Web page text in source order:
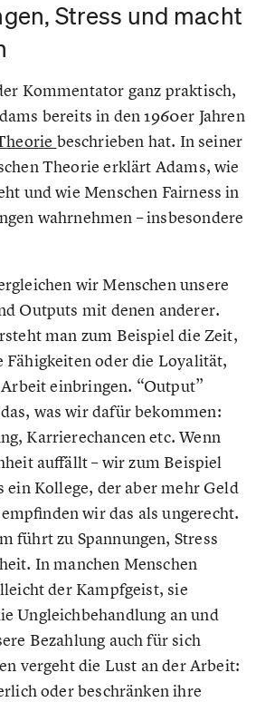
Stress und macht
Kommentator ganz praktisch,
bereits in den 1960er Jahren
beschrieben hat. In seiner
Theorie erklärt Adams, wie
und wie Menschen Fairness in
wahrnehmen – insbesondere
wir Menschen unsere
Outputs mit denen anderer.
man zum Beispiel die Zeit,
Fähigkeiten oder die Loyalität,
einbringen. “Output”
was wir dafür bekommen:
Karrierechancen etc. Wenn
auffällt – wir zum Beispiel
ein Kollege, der aber mehr Geld
wir das als ungerecht.
führt zu Spannungen, Stress
In manchen Menschen
der Kampfgeist, sie
Ungleichbehandlung an und
Bezahlung auch für sich
vergeht die Lust an der Arbeit:
oder beschränken ihre